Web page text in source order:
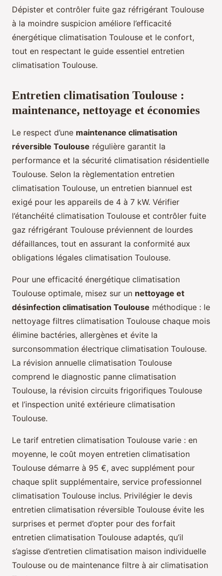
Dépister et contrôler fuite gaz réfrigérant Toulouse
à la moindre suspicion améliore l’efficacité
énergétique climatisation Toulouse et le confort,
tout en respectant le guide essentiel entretien
climatisation Toulouse.
Entretien climatisation Toulouse :
maintenance, nettoyage et économies
Le respect d’une maintenance climatisation
réversible Toulouse régulière garantit la
performance et la sécurité climatisation résidentielle
Toulouse. Selon la règlementation entretien
climatisation Toulouse, un entretien biannuel est
exigé pour les appareils de 4 à 7 kW. Vérifier
l’étanchéité climatisation Toulouse et contrôler fuite
gaz réfrigérant Toulouse préviennent de lourdes
défaillances, tout en assurant la conformité aux
obligations légales climatisation Toulouse.
Pour une efficacité énergétique climatisation
Toulouse optimale, misez sur un nettoyage et
désinfection climatisation Toulouse méthodique : le
nettoyage filtres climatisation Toulouse chaque mois
élimine bactéries, allergènes et évite la
surconsommation électrique climatisation Toulouse.
La révision annuelle climatisation Toulouse
comprend le diagnostic panne climatisation
Toulouse, la révision circuits frigorifiques Toulouse
et l’inspection unité extérieure climatisation
Toulouse.
Le tarif entretien climatisation Toulouse varie : en
moyenne, le coût moyen entretien climatisation
Toulouse démarre à 95 €, avec supplément pour
chaque split supplémentaire, service professionnel
climatisation Toulouse inclus. Privilégier le devis
entretien climatisation réversible Toulouse évite les
surprises et permet d’opter pour des forfait
entretien climatisation Toulouse adaptés, qu’il
s’agisse d’entretien climatisation maison individuelle
Toulouse ou de maintenance filtre à air climatisation